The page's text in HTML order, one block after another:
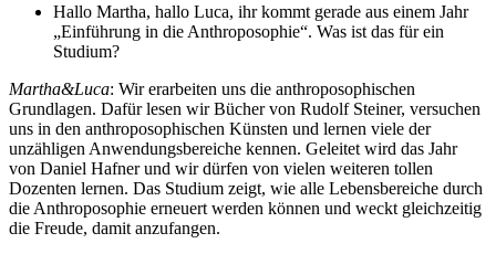
Hallo Martha, hallo Luca, ihr kommt gerade aus einem Jahr
„Einführung in die Anthroposophie“. Was ist das für ein
Studium?
Martha&Luca: Wir erarbeiten uns die anthroposophischen
Grundlagen. Dafür lesen wir Bücher von Rudolf Steiner, versuchen
uns in den anthroposophischen Künsten und lernen viele der
unzähligen Anwendungsbereiche kennen. Geleitet wird das Jahr
von Daniel Hafner und wir dürfen von vielen weiteren tollen
Dozenten lernen. Das Studium zeigt, wie alle Lebensbereiche durch
die Anthroposophie erneuert werden können und weckt gleichzeitig
die Freude, damit anzufangen.